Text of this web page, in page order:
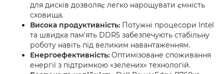
для дисків дозволяє легко нарощувати ємність
сховища.
Висока продуктивність: Потужні процесори Intel
та швидка пам'ять DDR5 забезпечують стабільну
роботу навіть під великим навантаженням.
Енергоефективність: Оптимізоване споживання
енергії з підтримкою «зелених» технологій.